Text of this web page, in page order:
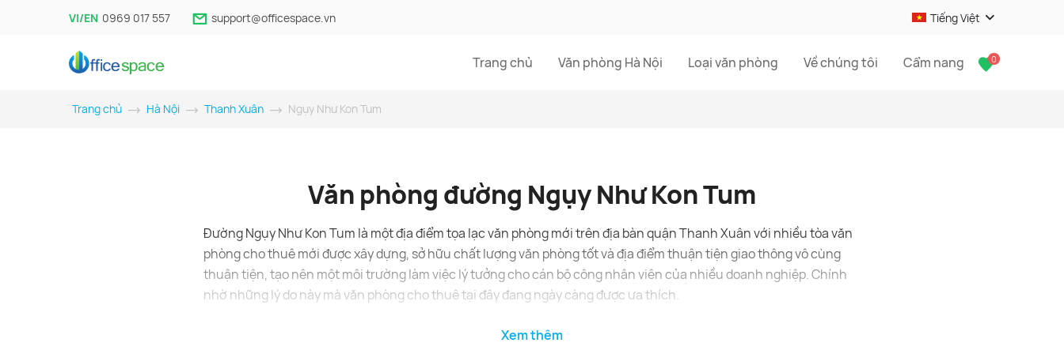
VI/EN 0969 017 557 support@officespace.vn Tiếng Việt
Trang chủ Văn phòng Hà Nội Loại văn phòng Về chúng tôi Cẩm nang 0
Trang chủ Hà Nội Thanh Xuân Ngụy Như Kon Tum
Văn phòng đường Ngụy Như Kon Tum
Đường Ngụy Như Kon Tum là một địa điểm tọa lạc văn phòng mới trên địa bàn quận Thanh Xuân với nhiều tòa văn
phòng cho thuê mới được xây dựng, sở hữu chất lượng văn phòng tốt và địa điểm thuận tiện giao thông vô cùng
thuận tiện, tạo nên một môi trường làm việc lý tưởng cho cán bộ công nhân viên của nhiều doanh nghiệp. Chính
nhờ những lý do này mà văn phòng cho thuê tại đây đang ngày càng được ưa thích.
Xem thêm